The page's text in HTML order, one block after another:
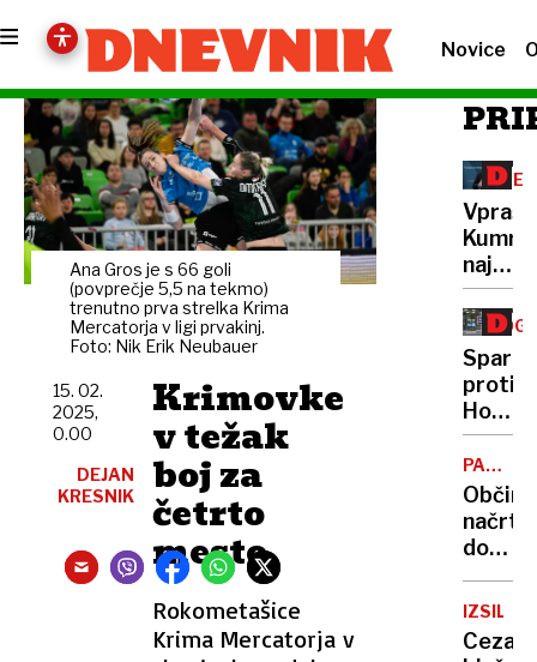
Novice
Ana Gros je s 66 goli
(povprečje 5,5 na tekmo)
trenutno prva strelka Krima
Mercatorja v ligi prvakinj.
Foto: Nik Erik Neubauer
Krimovke
v težak
boj za
četrto
mesto
Rokometašice
Krima Mercatorja v
15. 02.
2025,
0.00
DEJAN
KRESNIK
Spar
proti
v
PARK
TIVOLI
načrta
v
varuhi